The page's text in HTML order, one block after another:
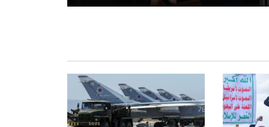
سازمان جهانی صحت: شیوع سریع ابولا
چین دو ماهواره فراطیفی «چشم هوشمند
شرقی» را با موفقیت پرتاب کرد
روسیه از سرنگونی ۲۰۰ پهپاد اوکراینی